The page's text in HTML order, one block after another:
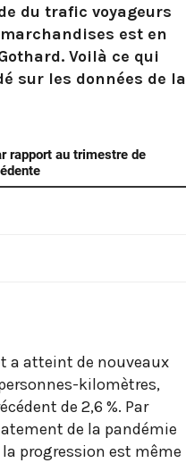
du trafic voyageurs
est en
Voilà ce qui
sur les données de la
a atteint de nouveaux
kilomètres,
de 2,6 %. Par
de la pandémie
progression est même